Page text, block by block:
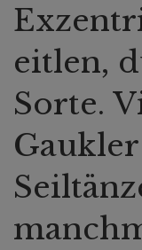
eitlen,
Sorte.